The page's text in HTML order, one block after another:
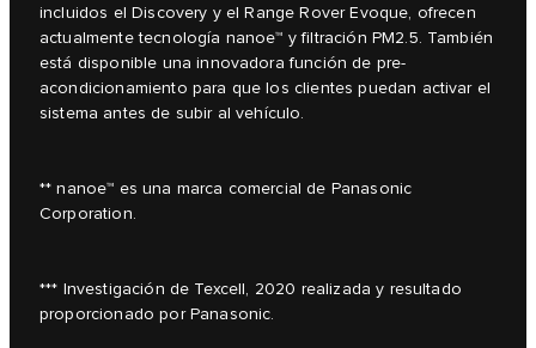
incluidos el Discovery y el Range Rover Evoque, ofrecen
actualmente tecnología nanoe™ y filtración PM2.5. También
está disponible una innovadora función de pre-
acondicionamiento para que los clientes puedan activar el
sistema antes de subir al vehículo.
** nanoe™ es una marca comercial de Panasonic
Corporation.
*** Investigación de Texcell, 2020 realizada y resultado
proporcionado por Panasonic.